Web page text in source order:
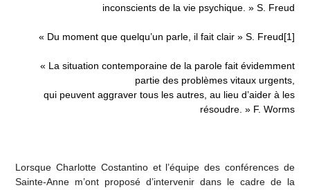
inconscients de la vie psychique. » S. Freud
« Du moment que quelqu’un parle, il fait clair » S. Freud[1]
« La situation contemporaine de la parole fait évidemment
partie des problèmes vitaux urgents,
qui peuvent aggraver tous les autres, au lieu d’aider à les
résoudre. » F. Worms
Lorsque Charlotte Costantino et l’équipe des conférences de
Sainte-Anne m’ont proposé d’intervenir dans le cadre de la